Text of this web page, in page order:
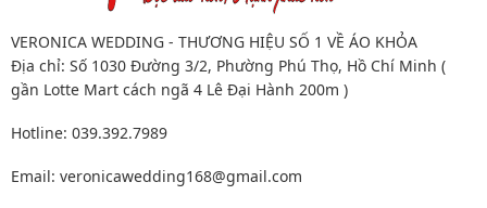
VERONICA WEDDING - THƯƠNG HIỆU SỐ 1 VỀ ÁO KHỎA
Địa chỉ: Số 1030 Đường 3/2, Phường Phú Thọ, Hồ Chí Minh (
gần Lotte Mart cách ngã 4 Lê Đại Hành 200m )
Hotline: 039.392.7989
Email: veronicawedding168@gmail.com